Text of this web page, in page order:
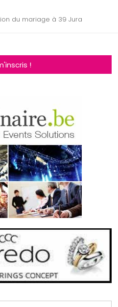
du mariage à 39 Jura
!